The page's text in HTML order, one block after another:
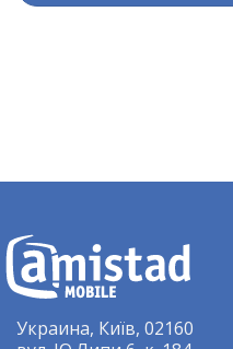
Украина, Київ, 02160